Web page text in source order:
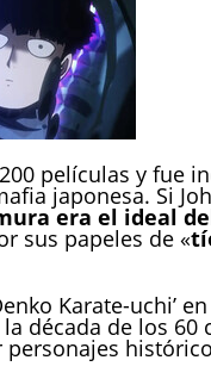
películas y fue
japonesa. Si
era el ideal
sus papeles de «
Karate-uchi’
década de los